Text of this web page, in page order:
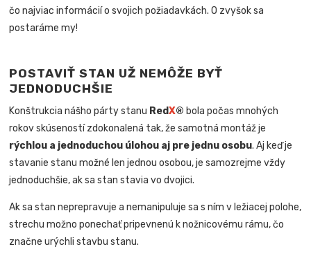
čo najviac informácií o svojich požiadavkách. O zvyšok sa
postaráme my!
POSTAVIŤ STAN UŽ NEMÔŽE BYŤ
JEDNODUCHŠIE
Konštrukcia nášho párty stanu RedX® bola počas mnohých
rokov skúseností zdokonalená tak, že samotná montáž je
rýchlou a jednoduchou úlohou aj pre jednu osobu. Aj keď je
stavanie stanu možné len jednou osobou, je samozrejme vždy
jednoduchšie, ak sa stan stavia vo dvojici.
Ak sa stan neprepravuje a nemanipuluje sa s ním v ležiacej polohe,
strechu možno ponechať pripevnenú k nožnicovému rámu, čo
značne urýchli stavbu stanu.